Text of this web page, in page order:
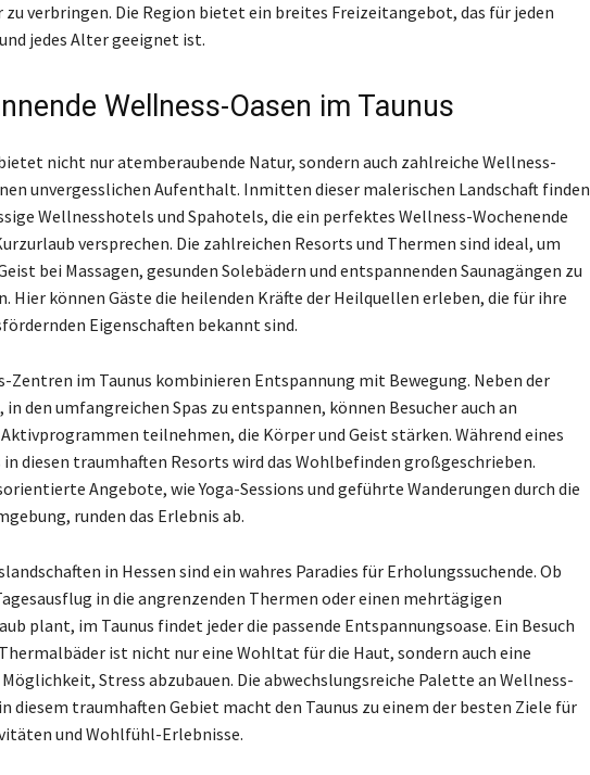
verbringen. Die Region bietet ein breites Freizeitangebot, das für jeden
jedes Alter geeignet ist.
Wellness-Oasen im Taunus
nicht nur atemberaubende Natur, sondern auch zahlreiche Wellness-
unvergesslichen Aufenthalt. Inmitten dieser malerischen Landschaft finden
Wellnesshotels und Spahotels, die ein perfektes Wellness-Wochenende
versprechen. Die zahlreichen Resorts und Thermen sind ideal, um
bei Massagen, gesunden Solebädern und entspannenden Saunagängen zu
Hier können Gäste die heilenden Kräfte der Heilquellen erleben, die für ihre
Eigenschaften bekannt sind.
Zentren im Taunus kombinieren Entspannung mit Bewegung. Neben der
den umfangreichen Spas zu entspannen, können Besucher auch an
teilnehmen, die Körper und Geist stärken. Während eines
diesen traumhaften Resorts wird das Wohlbefinden großgeschrieben.
Angebote, wie Yoga-Sessions und geführte Wanderungen durch die
runden das Erlebnis ab.
in Hessen sind ein wahres Paradies für Erholungssuchende. Ob
in die angrenzenden Thermen oder einen mehrtägigen
plant, im Taunus findet jeder die passende Entspannungsoase. Ein Besuch
ist nicht nur eine Wohltat für die Haut, sondern auch eine
Stress abzubauen. Die abwechslungsreiche Palette an Wellness-
diesem traumhaften Gebiet macht den Taunus zu einem der besten Ziele für
und Wohlfühl-Erlebnisse.